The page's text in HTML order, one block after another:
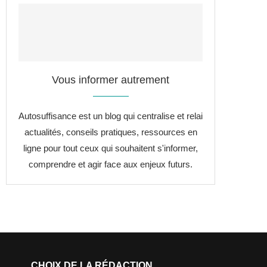
Vous informer autrement
Autosuffisance est un blog qui centralise et relai
actualités, conseils pratiques, ressources en
ligne pour tout ceux qui souhaitent s'informer,
comprendre et agir face aux enjeux futurs.